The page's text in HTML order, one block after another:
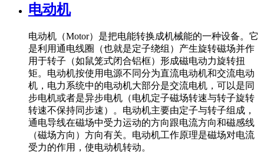
电动机
电动机（Motor）是把电能转换成机械能的一种设备。它
是利用通电线圈（也就是定子绕组）产生旋转磁场并作
用于转子（如鼠笼式闭合铝框）形成磁电动力旋转扭
矩。电动机按使用电源不同分为直流电动机和交流电动
机，电力系统中的电动机大部分是交流电机，可以是同
步电机或者是异步电机（电机定子磁场转速与转子旋转
转速不保持同步速）。电动机主要由定子与转子组成，
通电导线在磁场中受力运动的方向跟电流方向和磁感线
（磁场方向）方向有关。电动机工作原理是磁场对电流
受力的作用，使电动机转动。